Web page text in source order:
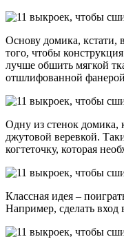
Основу домика, кстати,
того, чтобы
лучше обшить мягкой
отшлифованной
Одну из стенок домика,
джутовой веревкой.
когтеточку, которая
Классная идея –
Например, сделать